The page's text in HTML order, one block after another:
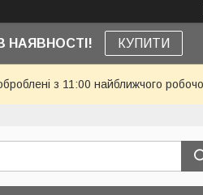
НАЯВНОСТІ! КУПИТИ
з 11:00 найближчого